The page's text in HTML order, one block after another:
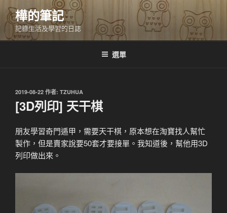
要
樺的筆記
記錄生活及學習的日誌
選單
發
佈
於
2019-08-22 作者: TZUHUA
[3D列印] 天干棋
朋友學習奇門遁甲，需要天干棋，原本想在淘寶找人幫忙
製作，但是賣家說要50套才要接單。我知道後，幫他用3D
列印做出來。